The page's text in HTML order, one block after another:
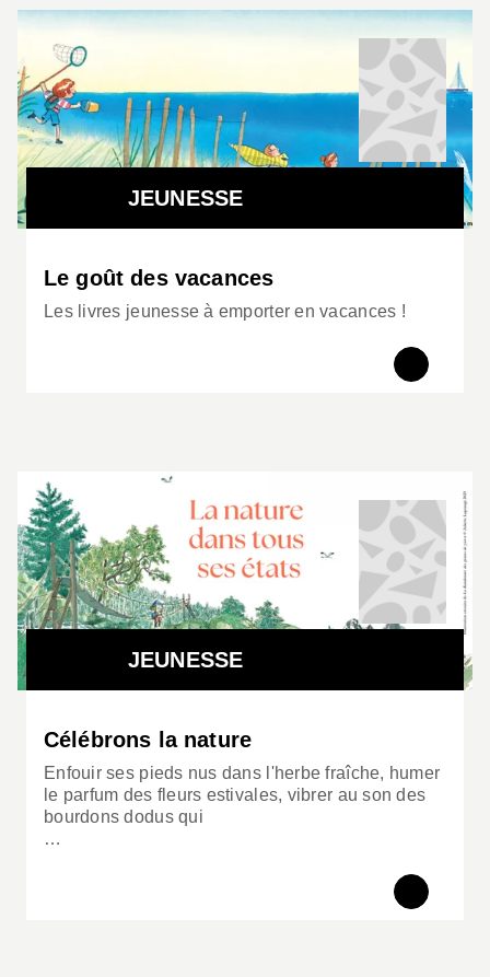
JEUNESSE
Le goût des vacances
Les livres jeunesse à emporter en vacances !
JEUNESSE
Célébrons la nature
Enfouir ses pieds nus dans l'herbe fraîche, humer
le parfum des fleurs estivales, vibrer au son des
bourdons dodus qui
…